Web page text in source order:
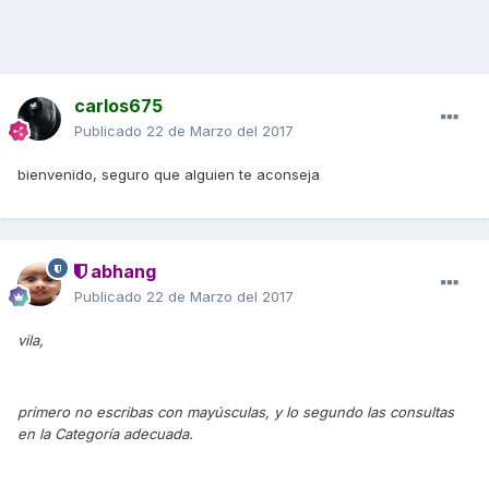
carlos675
Publicado 22 de Marzo del 2017
bienvenido, seguro que alguien te aconseja
abhang
Publicado 22 de Marzo del 2017
vila,
primero no escribas con mayúsculas, y lo segundo las consultas
en la Categoría adecuada.